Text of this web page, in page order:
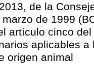
de la
de 1999
artículo cinco
aplicables
origen animal